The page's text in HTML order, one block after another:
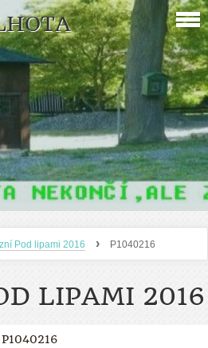
Pod lipami 2016 › P1040216
LIPAMI 2016
P1040216